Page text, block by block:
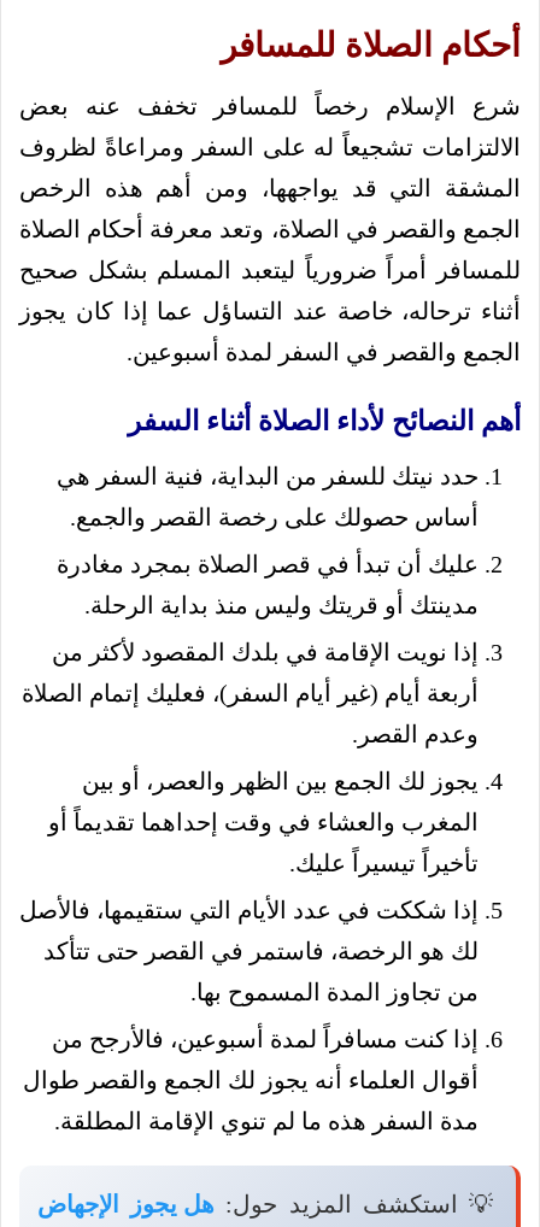
أحكام الصلاة للمسافر
شرع الإسلام رخصاً للمسافر تخفف عنه بعض
الالتزامات تشجيعاً له على السفر ومراعاةً لظروف
المشقة التي قد يواجهها، ومن أهم هذه الرخص
الجمع والقصر في الصلاة، وتعد معرفة أحكام الصلاة
للمسافر أمراً ضرورياً ليتعبد المسلم بشكل صحيح
أثناء ترحاله، خاصة عند التساؤل عما إذا كان يجوز
الجمع والقصر في السفر لمدة أسبوعين.
أهم النصائح لأداء الصلاة أثناء السفر
حدد نيتك للسفر من البداية، فنية السفر هي
أساس حصولك على رخصة القصر والجمع.
عليك أن تبدأ في قصر الصلاة بمجرد مغادرة
مدينتك أو قريتك وليس منذ بداية الرحلة.
إذا نويت الإقامة في بلدك المقصود لأكثر من
أربعة أيام (غير أيام السفر)، فعليك إتمام الصلاة
وعدم القصر.
يجوز لك الجمع بين الظهر والعصر، أو بين
المغرب والعشاء في وقت إحداهما تقديماً أو
تأخيراً تيسيراً عليك.
إذا شككت في عدد الأيام التي ستقيمها، فالأصل
لك هو الرخصة، فاستمر في القصر حتى تتأكد
من تجاوز المدة المسموح بها.
إذا كنت مسافراً لمدة أسبوعين، فالأرجح من
أقوال العلماء أنه يجوز لك الجمع والقصر طوال
مدة السفر هذه ما لم تنوي الإقامة المطلقة.
💡 استكشف المزيد حول: هل يجوز الإجهاض